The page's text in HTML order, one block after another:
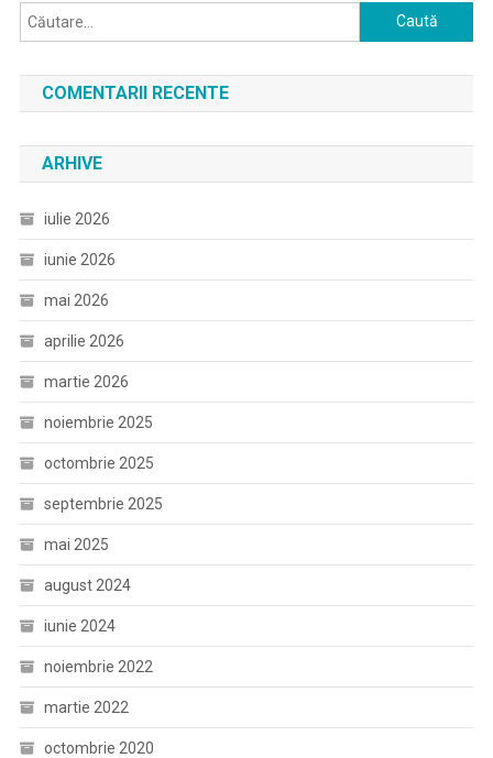
Caută
după:
COMENTARII RECENTE
ARHIVE
iulie 2026
iunie 2026
mai 2026
aprilie 2026
martie 2026
noiembrie 2025
octombrie 2025
septembrie 2025
mai 2025
august 2024
iunie 2024
noiembrie 2022
martie 2022
octombrie 2020